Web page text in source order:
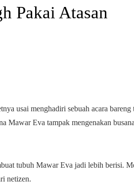
Pakai Atasan
usai menghadiri sebuah acara bareng
Mawar Eva tampak mengenakan
tubuh Mawar Eva jadi lebih berisi.
netizen.